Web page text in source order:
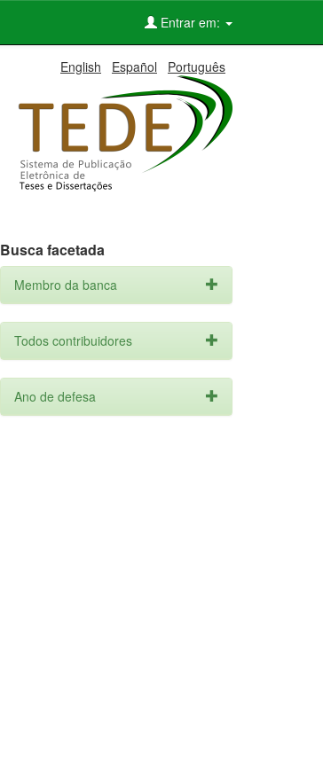
Entrar em:
English Español Português
Busca facetada
Membro da banca
Todos contribuidores
Ano de defesa